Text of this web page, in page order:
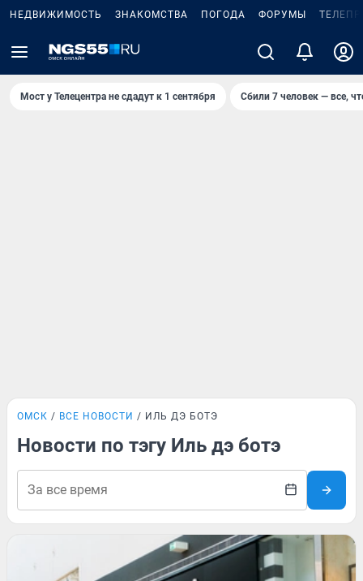
НЕДВИЖИМОСТЬ ЗНАКОМСТВА ПОГОДА ФОРУМЫ
Мост у Телецентра не сдадут к 1 сентября Сбили 7 человек — все,
ОМСК ВСЕ НОВОСТИ ИЛЬ ДЭ БОТЭ
Новости по тэгу Иль дэ ботэ